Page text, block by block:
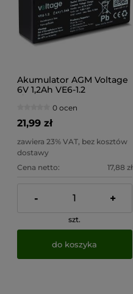
Akumulator AGM Voltage
6V 1,2Ah VE6-1.2
0 ocen
21,99 zł
zawiera 23% VAT, bez kosztów
dostawy
Cena netto:
17,88 zł
- +
szt.
do koszyka